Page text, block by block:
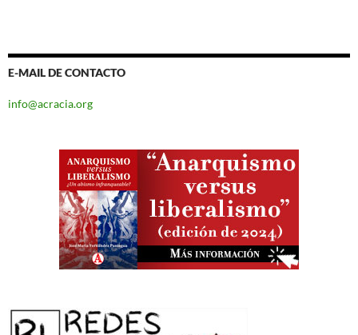
E-MAIL DE CONTACTO
info@acracia.org